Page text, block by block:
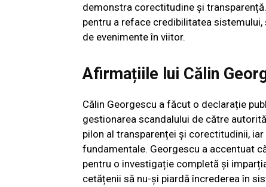
demonstra corectitudine și
pentru a reface credibilitatea
de evenimente în viitor.
Afirmațiile lui Călin
Călin Georgescu a făcut o declarație
gestionarea scandalului de către
pilon al transparenței și corectitudinii,
fundamentale. Georgescu a accentuat
pentru o investigație completă și
cetățenii să nu-și piardă încrederea în